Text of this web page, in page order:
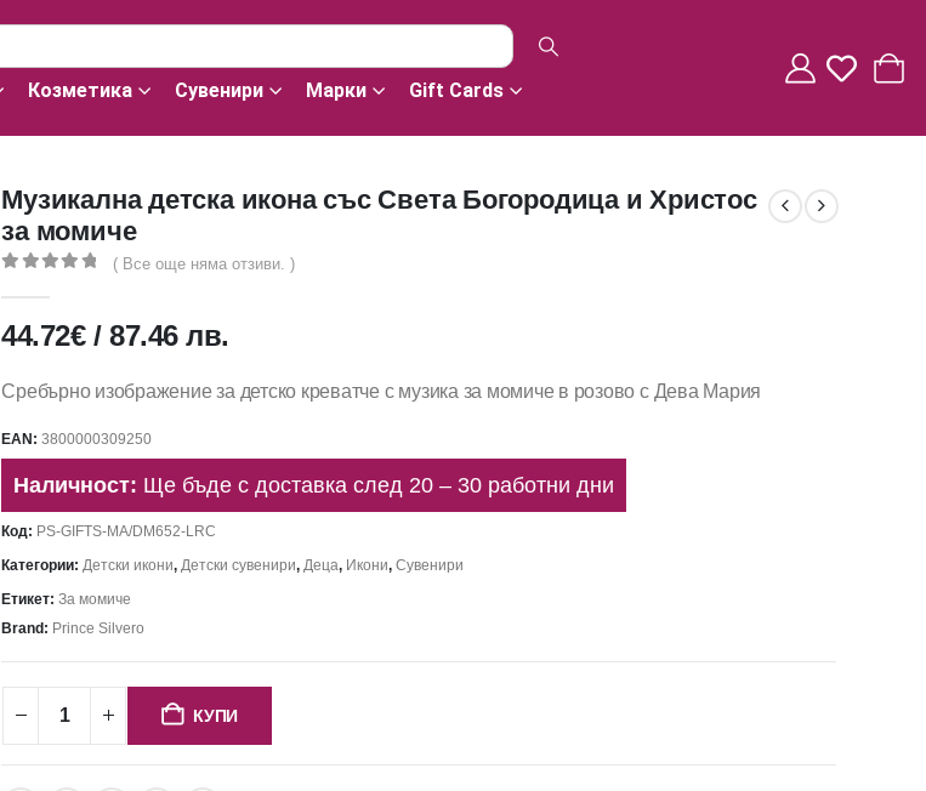
Козметика Сувенири Марки Gift Cards
Музикална детска икона със Света Богородица и Христос
за момиче
( Все още няма отзиви. )
44.72€ /87.46лв.
Сребърно изображение за детско креватче с музика за момиче в розово с Дева Мария
EAN:3800000309250
Наличност: Ще бъде с доставка след 20 – 30 работни дни
Код: PS-GIFTS-MA/DM652-LRC
Категории:Детски икони,Детски сувенири,Деца, Икони,Сувенири
Етикет:За момиче
Brand: Prince Silvero
КУПИ